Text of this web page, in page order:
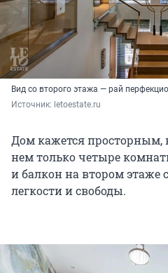
Вид со второго этажа — рай
Источник: letoestate.ru
Дом кажется просторным,
нем только четыре
и балкон на втором этаже
легкости и свободы.